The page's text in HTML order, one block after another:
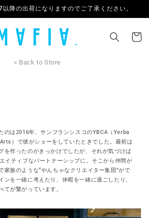
降の出荷になりますのでご了承ください。
ー
« Back to Store
のは2016年、サンフランシスコのYBCA（Yerba
）で彼がショーをしていたときでした。最初は
を作ったのがきっかけでしたが、それが気づけば
イティブなパートナーシップに。そこから仲間が
家族のような“やんちゃなクリエイター集団”がで
ンを一緒に考えたり、休暇を一緒に過ごしたり、
てが繋がっています。